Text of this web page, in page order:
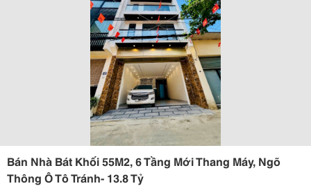
Bán Nhà Bát Khối 55M2, 6 Tầng Mới Thang Máy, Ngõ
Thông Ô Tô Tránh- 13.8 Tỷ